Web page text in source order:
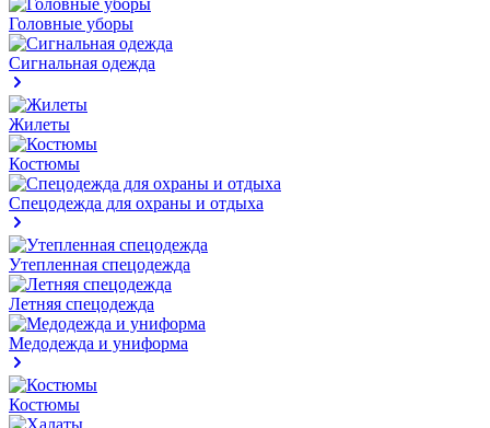
Головные уборы
Сигнальная одежда
Жилеты
Костюмы
Спецодежда для охраны и отдыха
Утепленная спецодежда
Летняя спецодежда
Медодежда и униформа
Костюмы